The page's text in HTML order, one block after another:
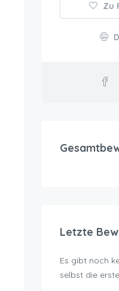
Zu
Letzte
Es gibt noch
selbst die